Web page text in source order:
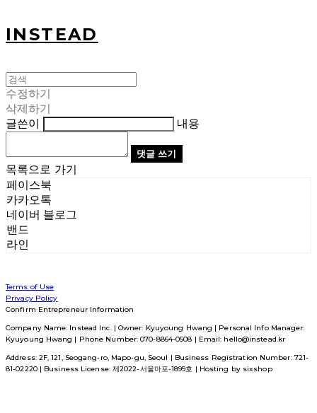
INSTEAD
수정하기
삭제하기
글쓴이
내용
댓글 쓰기
목록으로 가기
페이스북
카카오톡
네이버 블로그
밴드
라인
Terms of Use
Privacy Policy
Confirm Entrepreneur Information
Company Name: Instead Inc. | Owner: Kyuyoung Hwang | Personal Info Manager:
Kyuyoung Hwang | Phone Number: 070-8864-0508 | Email: hello@instead.kr
Address: 2F, 121, Seogang-ro, Mapo-gu, Seoul | Business Registration Number: 721-
81-02220| Business License: 제2022-서울마포-1899호 | Hosting by sixshop